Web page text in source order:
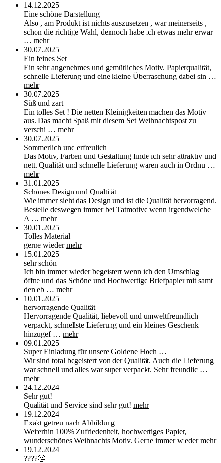
14.12.2025
Eine schöne Darstellung
Also , am Produkt ist nichts auszusetzen , war meinerseits ,
schon die richtige Wahl, dennoch habe ich etwas mehr erwar
… mehr
30.07.2025
Ein feines Set
Ein sehr angenehmes und gemütliches Motiv. Papierqualität,
schnelle Lieferung und eine kleine Überraschung dabei sin …
mehr
30.07.2025
Süß und zart
Ein tolles Set ! Die netten Kleinigkeiten machen das Motiv
aus. Das macht Spaß mit diesem Set Weihnachtspost zu
verschi … mehr
30.07.2025
Sommerlich und erfreulich
Das Motiv, Farben und Gestaltung finde ich sehr attraktiv und
nett. Qualität und schnelle Lieferung waren auch in Ordnu …
mehr
31.01.2025
Schönes Design und Qualtität
Wie immer sieht das Design und ist die Qualität hervorragend.
Bestelle deswegen immer bei Tatmotive wenn irgendwelche
A … mehr
30.01.2025
Tolles Material
gerne wiedermehr
15.01.2025
sehr schön
Ich bin immer wieder begeistert wenn ich den Umschlag
öffne und das Schöne und Hochwertige Briefpapier mit samt
den eb … mehr
10.01.2025
hervorragende Qualität
Hervorragende Qualität, liebevoll und umweltfreundlich
verpackt, schnellste Lieferung und ein kleines Geschenk
hinzugef … mehr
09.01.2025
Super Einladung für unsere Goldene Hoch …
Wir sind total begeistert von der Qualität. Auch die Lieferung
war schnell und alles war super verpackt. Sehr freundlic …
mehr
24.12.2024
Sehr gut!
Qualität und Service sind sehr gut! mehr
19.12.2024
Exakt getreu nach Abbildung
Weiterhin 100% Zufriedenheit, hochwertiges Papier,
wunderschönes Weihnachts Motiv. Gerne immer wiedermehr
19.12.2024
????🤔